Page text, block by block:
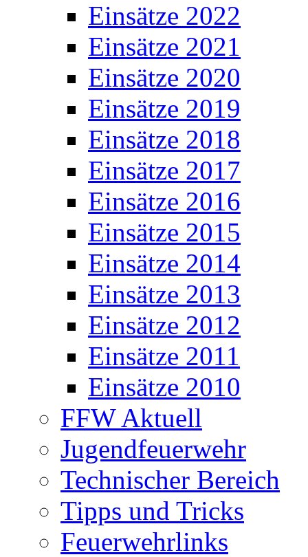
Einsätze 2022
Einsätze 2021
Einsätze 2020
Einsätze 2019
Einsätze 2018
Einsätze 2017
Einsätze 2016
Einsätze 2015
Einsätze 2014
Einsätze 2013
Einsätze 2012
Einsätze 2011
Einsätze 2010
FFW Aktuell
Jugendfeuerwehr
Technischer Bereich
Tipps und Tricks
Feuerwehrlinks